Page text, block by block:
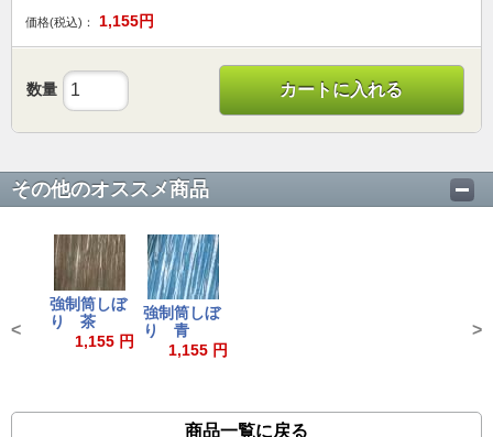
価格(税込)： 1,155円
数量 カートに入れる
その他のオススメ商品
強制筒しぼ
り 茶
1,155 円
強制筒しぼ
り 青
1,155 円
< >
商品一覧に戻る